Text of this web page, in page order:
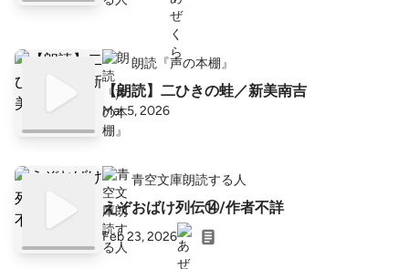
朗読『声の本棚』
【朗読】二ひきの蛙／新美南吉
Mar 5, 2026
青空文庫朗読する人
えぞおばけ列伝⑭/作者不詳
Feb 23, 2026